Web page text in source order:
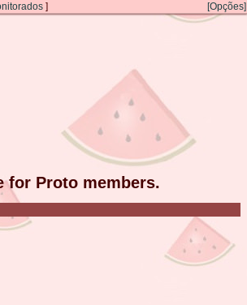
[Opções]
]
for Proto members.